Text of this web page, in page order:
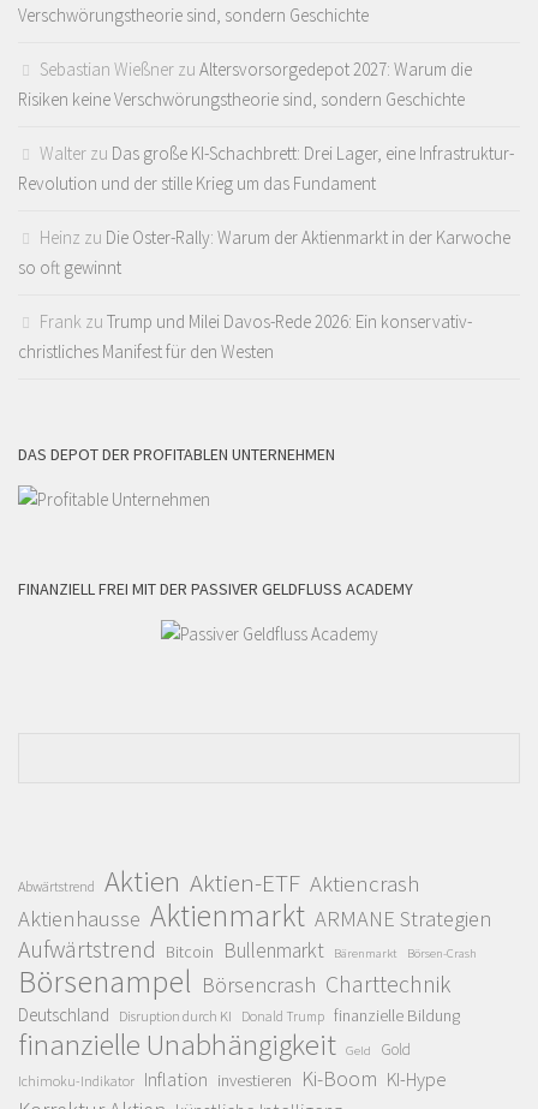
Verschwörungstheorie sind, sondern Geschichte
Sebastian Wießner zu Altersvorsorgedepot 2027: Warum die
Risiken keine Verschwörungstheorie sind, sondern Geschichte
Walter zu Das große KI-Schachbrett: Drei Lager, eine Infrastruktur-
Revolution und der stille Krieg um das Fundament
Heinz zu Die Oster-Rally: Warum der Aktienmarkt in der Karwoche
so oft gewinnt
Frank zu Trump und Milei Davos-Rede 2026: Ein konservativ-
christliches Manifest für den Westen
DAS DEPOT DER PROFITABLEN UNTERNEHMEN
FINANZIELL FREI MIT DER PASSIVER GELDFLUSS ACADEMY
Abwärtstrend Aktien Aktien-ETF Aktiencrash
Aktienhausse Aktienmarkt ARMANE Strategien
Aufwärtstrend Bitcoin Bullenmarkt Bärenmarkt Börsen-Crash
Börsenampel Börsencrash Charttechnik
Deutschland Disruption durch KI Donald Trump finanzielle Bildung
finanzielle Unabhängigkeit Geld Gold
Ichimoku-Indikator Inflation investieren Ki-Boom KI-Hype